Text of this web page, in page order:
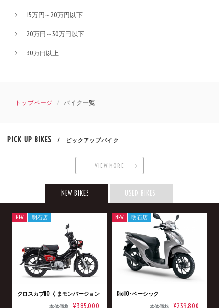
15万円～20万円以下
20万円～30万円以下
30万円以上
トップページ バイク一覧
PICK UP BIKES / ピックアップバイク
VIEW MORE
NEW BIKES USED BIKES
クロスカブ110 くまモンバージョン
本体価格 ¥385,000
NEW 明石店
Dio110･ベーシック
本体価格 ¥239,800
NEW 明石店